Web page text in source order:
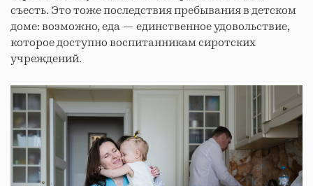
съесть. Это тоже последствия пребывания в детском
доме: возможно, еда — единственное удовольствие,
которое доступно воспитанникам сиротских
учреждений.